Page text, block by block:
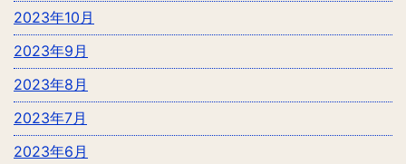
2023年10月
2023年9月
2023年8月
2023年7月
2023年6月